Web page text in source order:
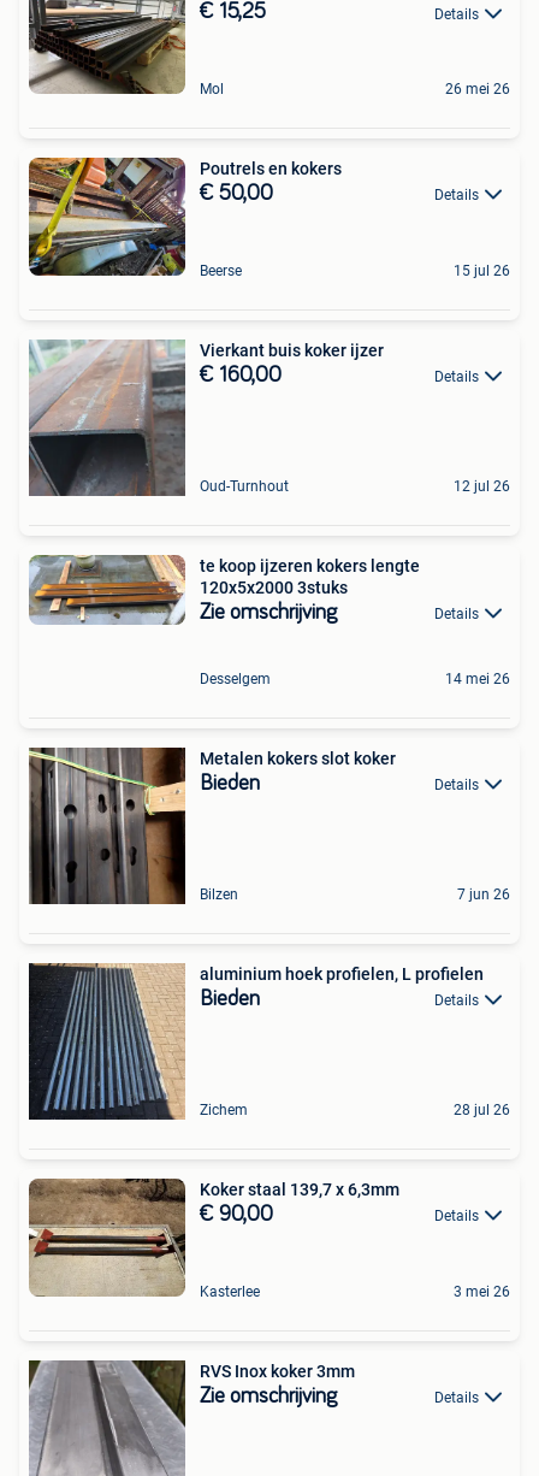
€ 15,25 Details
Mol 26 mei 26
Poutrels en kokers
€ 50,00 Details
Beerse 15 jul 26
Vierkant buis koker ijzer
€ 160,00 Details
Oud-Turnhout 12 jul 26
te koop ijzeren kokers lengte
120x5x2000 3stuks
Zie omschrijving Details
Desselgem 14 mei 26
Metalen kokers slot koker
Bieden Details
Bilzen 7 jun 26
aluminium hoek profielen, L profielen
Bieden Details
Zichem 28 jul 26
Koker staal 139,7 x 6,3mm
€ 90,00 Details
Kasterlee 3 mei 26
RVS Inox koker 3mm
Zie omschrijving Details